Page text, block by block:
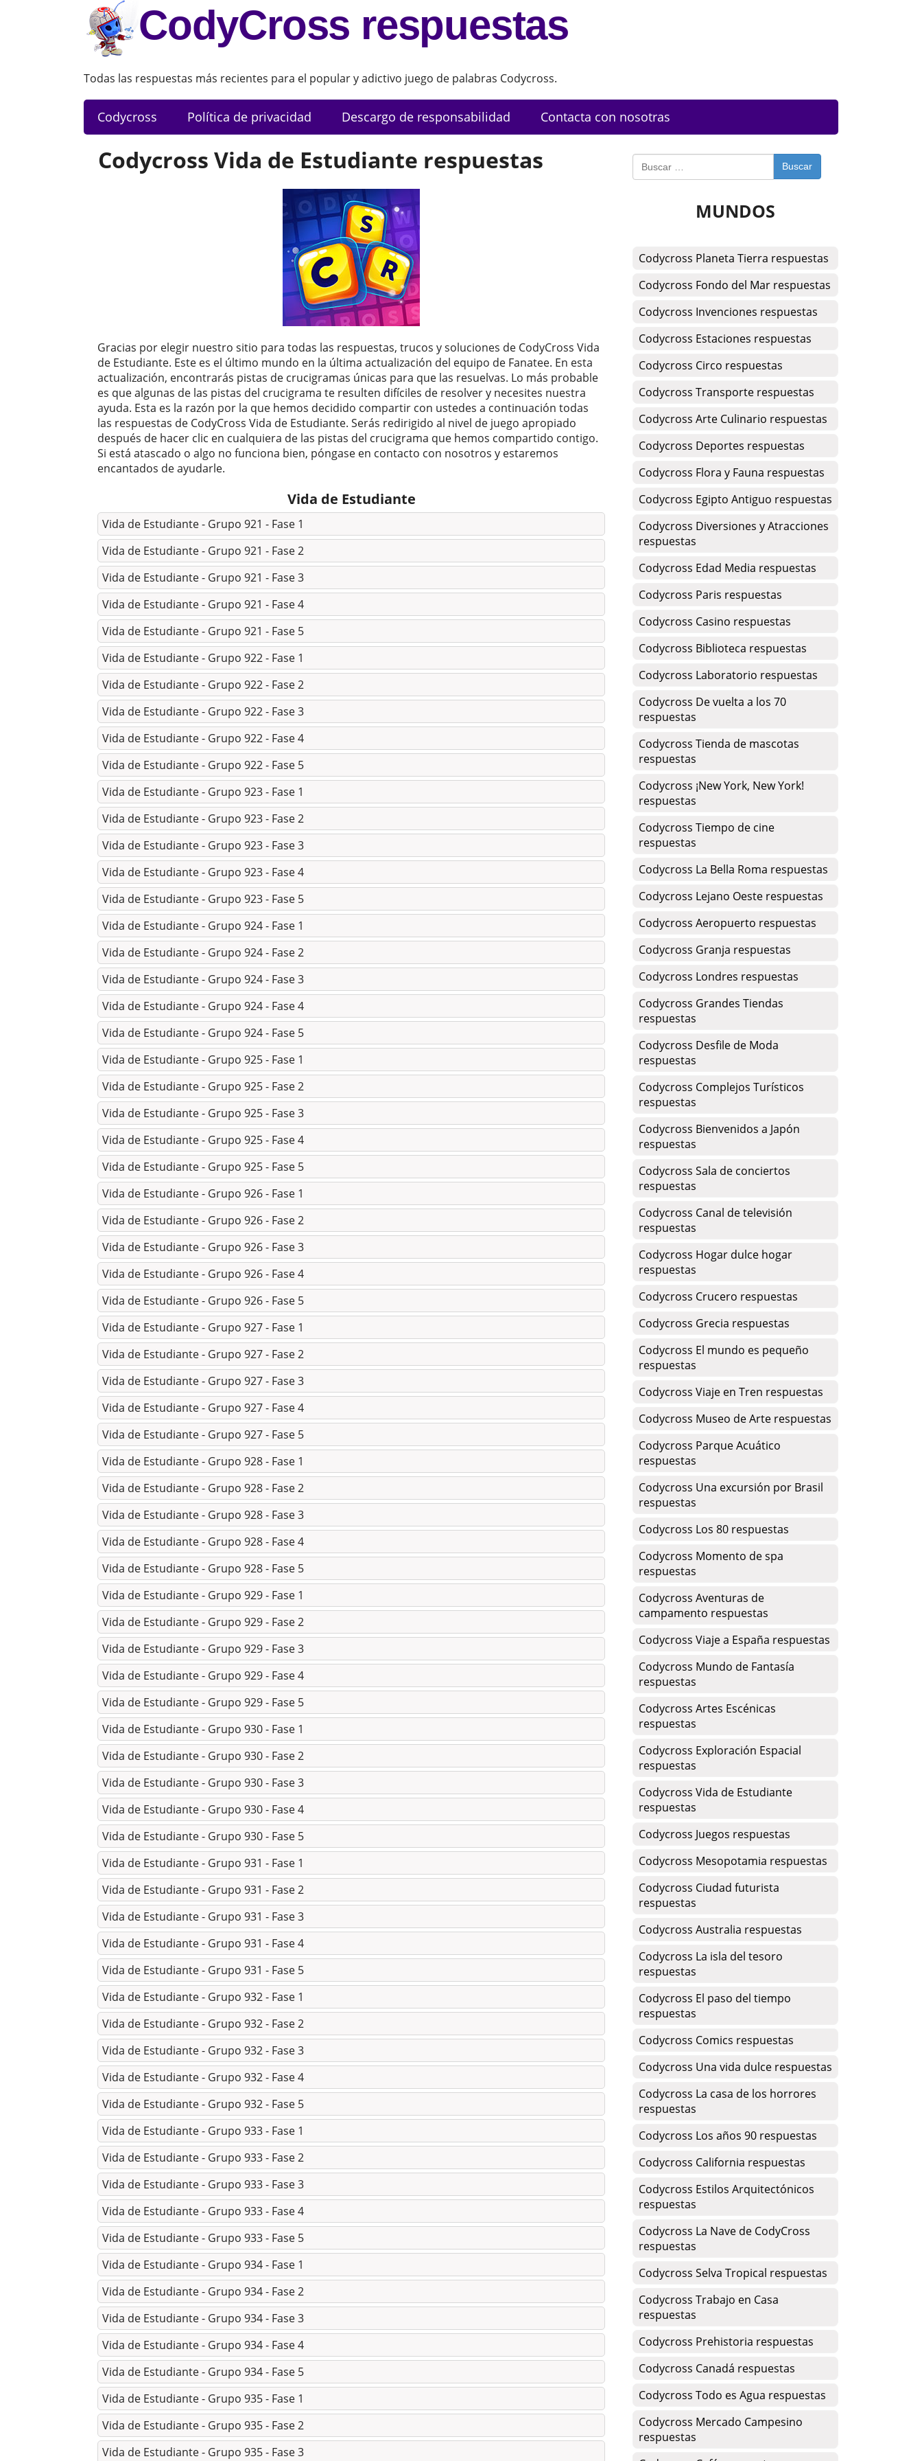
CodyCross respuestas
Todas las respuestas más recientes para el popular y adictivo juego de palabras Codycross.
Codycross Política de privacidad Descargo de responsabilidad Contacta con nosotras
Codycross Vida de Estudiante respuestas
Gracias por elegir nuestro sitio para todas las respuestas, trucos y soluciones de CodyCross Vida
de Estudiante. Este es el último mundo en la última actualización del equipo de Fanatee. En esta
actualización, encontrarás pistas de crucigramas únicas para que las resuelvas. Lo más probable
es que algunas de las pistas del crucigrama te resulten difíciles de resolver y necesites nuestra
ayuda. Esta es la razón por la que hemos decidido compartir con ustedes a continuación todas
las respuestas de CodyCross Vida de Estudiante. Serás redirigido al nivel de juego apropiado
después de hacer clic en cualquiera de las pistas del crucigrama que hemos compartido contigo.
Si está atascado o algo no funciona bien, póngase en contacto con nosotros y estaremos
encantados de ayudarle.
Vida de Estudiante
Vida de Estudiante - Grupo 921 - Fase 1
Vida de Estudiante - Grupo 921 - Fase 2
Vida de Estudiante - Grupo 921 - Fase 3
Vida de Estudiante - Grupo 921 - Fase 4
Vida de Estudiante - Grupo 921 - Fase 5
Vida de Estudiante - Grupo 922 - Fase 1
Vida de Estudiante - Grupo 922 - Fase 2
Vida de Estudiante - Grupo 922 - Fase 3
Vida de Estudiante - Grupo 922 - Fase 4
Vida de Estudiante - Grupo 922 - Fase 5
Vida de Estudiante - Grupo 923 - Fase 1
Vida de Estudiante - Grupo 923 - Fase 2
Vida de Estudiante - Grupo 923 - Fase 3
Vida de Estudiante - Grupo 923 - Fase 4
Vida de Estudiante - Grupo 923 - Fase 5
Vida de Estudiante - Grupo 924 - Fase 1
Vida de Estudiante - Grupo 924 - Fase 2
Vida de Estudiante - Grupo 924 - Fase 3
Vida de Estudiante - Grupo 924 - Fase 4
Vida de Estudiante - Grupo 924 - Fase 5
Vida de Estudiante - Grupo 925 - Fase 1
Vida de Estudiante - Grupo 925 - Fase 2
Vida de Estudiante - Grupo 925 - Fase 3
Vida de Estudiante - Grupo 925 - Fase 4
Vida de Estudiante - Grupo 925 - Fase 5
Vida de Estudiante - Grupo 926 - Fase 1
Vida de Estudiante - Grupo 926 - Fase 2
Vida de Estudiante - Grupo 926 - Fase 3
Vida de Estudiante - Grupo 926 - Fase 4
Vida de Estudiante - Grupo 926 - Fase 5
Vida de Estudiante - Grupo 927 - Fase 1
Vida de Estudiante - Grupo 927 - Fase 2
Vida de Estudiante - Grupo 927 - Fase 3
Vida de Estudiante - Grupo 927 - Fase 4
Vida de Estudiante - Grupo 927 - Fase 5
Vida de Estudiante - Grupo 928 - Fase 1
Vida de Estudiante - Grupo 928 - Fase 2
Vida de Estudiante - Grupo 928 - Fase 3
Vida de Estudiante - Grupo 928 - Fase 4
Vida de Estudiante - Grupo 928 - Fase 5
Vida de Estudiante - Grupo 929 - Fase 1
Vida de Estudiante - Grupo 929 - Fase 2
Vida de Estudiante - Grupo 929 - Fase 3
Vida de Estudiante - Grupo 929 - Fase 4
Vida de Estudiante - Grupo 929 - Fase 5
Vida de Estudiante - Grupo 930 - Fase 1
Vida de Estudiante - Grupo 930 - Fase 2
Vida de Estudiante - Grupo 930 - Fase 3
Vida de Estudiante - Grupo 930 - Fase 4
Vida de Estudiante - Grupo 930 - Fase 5
Vida de Estudiante - Grupo 931 - Fase 1
Vida de Estudiante - Grupo 931 - Fase 2
Vida de Estudiante - Grupo 931 - Fase 3
Vida de Estudiante - Grupo 931 - Fase 4
Vida de Estudiante - Grupo 931 - Fase 5
Vida de Estudiante - Grupo 932 - Fase 1
Vida de Estudiante - Grupo 932 - Fase 2
Vida de Estudiante - Grupo 932 - Fase 3
Vida de Estudiante - Grupo 932 - Fase 4
Vida de Estudiante - Grupo 932 - Fase 5
Vida de Estudiante - Grupo 933 - Fase 1
Vida de Estudiante - Grupo 933 - Fase 2
Vida de Estudiante - Grupo 933 - Fase 3
Vida de Estudiante - Grupo 933 - Fase 4
Vida de Estudiante - Grupo 933 - Fase 5
Vida de Estudiante - Grupo 934 - Fase 1
Vida de Estudiante - Grupo 934 - Fase 2
Vida de Estudiante - Grupo 934 - Fase 3
Vida de Estudiante - Grupo 934 - Fase 4
Vida de Estudiante - Grupo 934 - Fase 5
Vida de Estudiante - Grupo 935 - Fase 1
Vida de Estudiante - Grupo 935 - Fase 2
Vida de Estudiante - Grupo 935 - Fase 3
Buscar
MUNDOS
Codycross Planeta Tierra respuestas
Codycross Fondo del Mar respuestas
Codycross Invenciones respuestas
Codycross Estaciones respuestas
Codycross Circo respuestas
Codycross Transporte respuestas
Codycross Arte Culinario respuestas
Codycross Deportes respuestas
Codycross Flora y Fauna respuestas
Codycross Egipto Antiguo respuestas
Codycross Diversiones y Atracciones
respuestas
Codycross Edad Media respuestas
Codycross Paris respuestas
Codycross Casino respuestas
Codycross Biblioteca respuestas
Codycross Laboratorio respuestas
Codycross De vuelta a los 70
respuestas
Codycross Tienda de mascotas
respuestas
Codycross ¡New York, New York!
respuestas
Codycross Tiempo de cine
respuestas
Codycross La Bella Roma respuestas
Codycross Lejano Oeste respuestas
Codycross Aeropuerto respuestas
Codycross Granja respuestas
Codycross Londres respuestas
Codycross Grandes Tiendas
respuestas
Codycross Desfile de Moda
respuestas
Codycross Complejos Turísticos
respuestas
Codycross Bienvenidos a Japón
respuestas
Codycross Sala de conciertos
respuestas
Codycross Canal de televisión
respuestas
Codycross Hogar dulce hogar
respuestas
Codycross Crucero respuestas
Codycross Grecia respuestas
Codycross El mundo es pequeño
respuestas
Codycross Viaje en Tren respuestas
Codycross Museo de Arte respuestas
Codycross Parque Acuático
respuestas
Codycross Una excursión por Brasil
respuestas
Codycross Los 80 respuestas
Codycross Momento de spa
respuestas
Codycross Aventuras de
campamento respuestas
Codycross Viaje a España respuestas
Codycross Mundo de Fantasía
respuestas
Codycross Artes Escénicas
respuestas
Codycross Exploración Espacial
respuestas
Codycross Vida de Estudiante
respuestas
Codycross Juegos respuestas
Codycross Mesopotamia respuestas
Codycross Ciudad futurista
respuestas
Codycross Australia respuestas
Codycross La isla del tesoro
respuestas
Codycross El paso del tiempo
respuestas
Codycross Comics respuestas
Codycross Una vida dulce respuestas
Codycross La casa de los horrores
respuestas
Codycross Los años 90 respuestas
Codycross California respuestas
Codycross Estilos Arquitectónicos
respuestas
Codycross La Nave de CodyCross
respuestas
Codycross Selva Tropical respuestas
Codycross Trabajo en Casa
respuestas
Codycross Prehistoria respuestas
Codycross Canadá respuestas
Codycross Todo es Agua respuestas
Codycross Mercado Campesino
respuestas